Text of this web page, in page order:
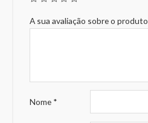
A sua avaliação sobre o produto
Nome *